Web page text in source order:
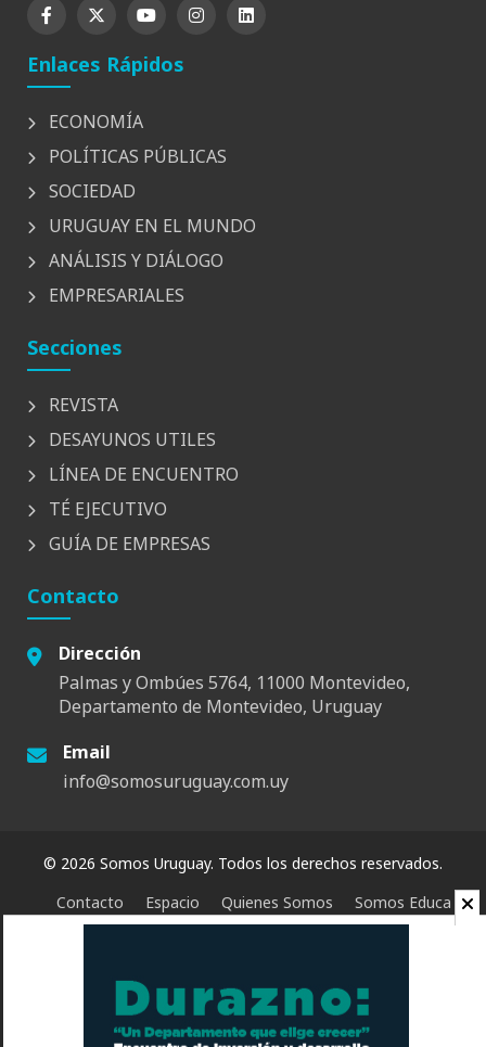
Enlaces Rápidos
ECONOMÍA
POLÍTICAS PÚBLICAS
SOCIEDAD
URUGUAY EN EL MUNDO
ANÁLISIS Y DIÁLOGO
EMPRESARIALES
Secciones
REVISTA
DESAYUNOS UTILES
LÍNEA DE ENCUENTRO
TÉ EJECUTIVO
GUÍA DE EMPRESAS
Contacto
Dirección
Palmas y Ombúes 5764, 11000 Montevideo,
Departamento de Montevideo, Uruguay
Email
info@somosuruguay.com.uy
© 2026 Somos Uruguay. Todos los derechos reservados.
Contacto
Espacio Quienes Somos Somos Educa